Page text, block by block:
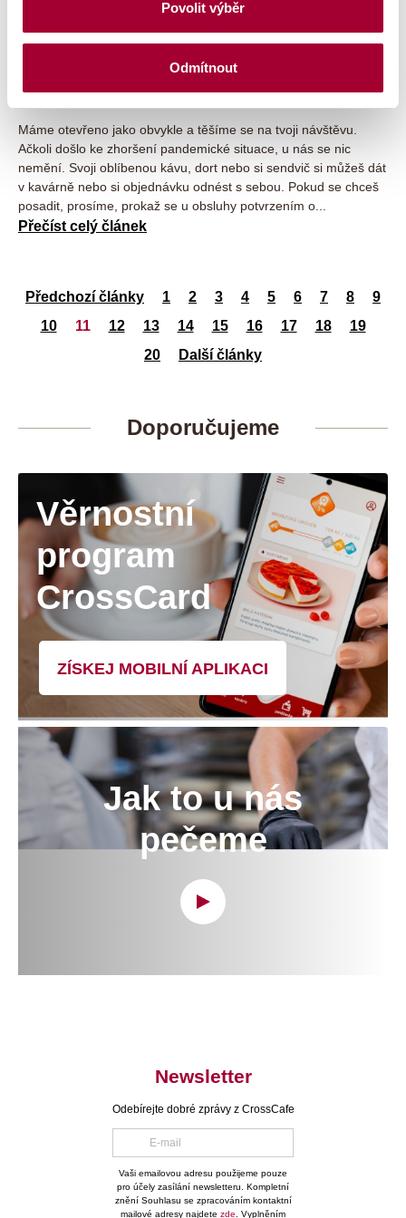
Povolit výběr
Odmítnout
Máme otevřeno jako obvykle a těšíme se na tvoji návštěvu.
Ačkoli došlo ke zhoršení pandemické situace, u nás se nic
nemění. Svoji oblíbenou kávu, dort nebo si sendvič si můžeš dát
v kavárně nebo si objednávku odnést s sebou. Pokud se chceš
posadit, prosíme, prokaž se u obsluhy potvrzením o...
Přečíst celý článek
Předchozí články 1 2 3 4 5 6 7 8
9
10
11 12 13 14 15 16 17 18
19
20
Další články
Doporučujeme
Věrnostní
program
CrossCard
ZÍSKEJ MOBILNÍ APLIKACI
Jak to u nás
pečeme
Newsletter
Odebírejte dobré zprávy z CrossCafe
Vaši emailovou adresu použijeme pouze
pro účely zasílání newsletteru. Kompletní
znění Souhlasu se zpracováním kontaktní
mailové adresy najdete zde . Vyplněním